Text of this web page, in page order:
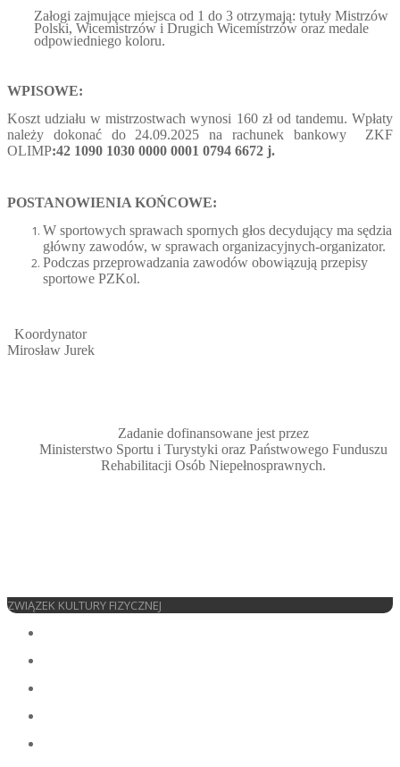
Załogi zajmujące miejsca od 1 do 3 otrzymają: tytuły Mistrzów
Polski, Wicemistrzów i Drugich Wicemistrzów oraz medale
odpowiedniego koloru.
WPISOWE:
Koszt udziału w mistrzostwach wynosi 160 zł od tandemu. Wpłaty
należy dokonać do 24.09.2025 na rachunek bankowy ZKF
OLIMP:42 1090 1030 0000 0001 0794 6672 j.
POSTANOWIENIA KOŃCOWE:
W sportowych sprawach spornych głos decydujący ma sędzia
główny zawodów, w sprawach organizacyjnych-organizator.
Podczas przeprowadzania zawodów obowiązują przepisy
sportowe PZKol.
Koordynator
Mirosław Jurek
Zadanie dofinansowane jest przez
Ministerstwo Sportu i Turystyki oraz Państwowego Funduszu
Rehabilitacji Osób Niepełnosprawnych.
ZWIĄZEK KULTURY FIZYCZNEJ